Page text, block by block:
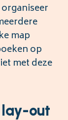
map
op
met deze
out